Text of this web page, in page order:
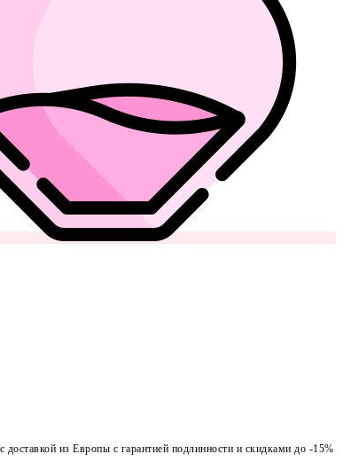
из Европы с гарантией подлинности и скидками до -15%